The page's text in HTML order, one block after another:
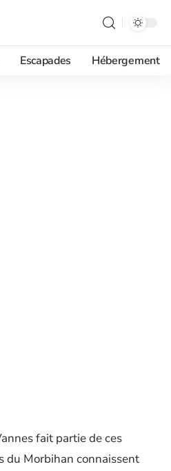
Escapades Hébergement
fait partie de ces
du Morbihan connaissent